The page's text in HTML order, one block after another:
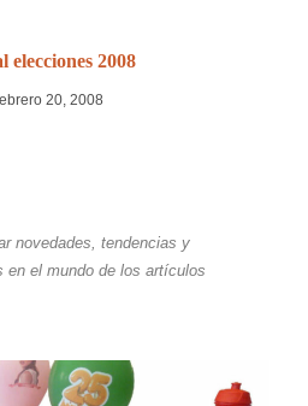
elecciones 2008
20, 2008
novedades, tendencias y
en el mundo de los artículos